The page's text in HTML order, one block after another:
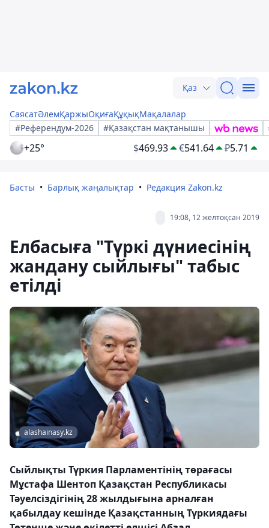
Қаз
СаясатӘлемҚаржыОқиғаҚұқықМақалалар
#Референдум-2026
#Қазақстан мақтанышы
+25° $469.93 €541.64 ₽5.71
Басты Барлық жаңалықтар Редакция Zakon.kz
19:08, 12 желтоқсан 2019
Елбасыға "Түркі дүниесінің
жандану сыйлығы" табыс
етілді
alashainasy.kz
Сыйлықты Түркия Парламентінің төрағасы
Мұстафа Шентоп Қазақстан Республикасы
Тәуелсіздігінің 28 жылдығына арналған
қабылдау кешінде Қазақстанның Түркиядағы